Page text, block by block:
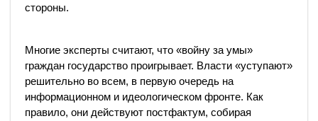
стороны.
Многие эксперты считают, что «войну за умы»
граждан государство проигрывает. Власти «уступают»
решительно во всем, в первую очередь на
информационном и идеологическом фронте. Как
правило, они действуют постфактум, собирая